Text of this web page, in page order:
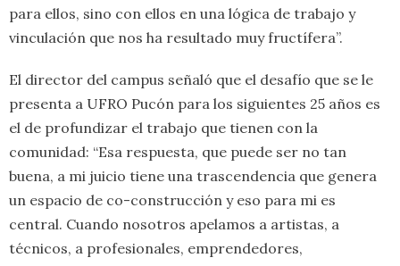
para ellos, sino con ellos en una lógica de trabajo y
vinculación que nos ha resultado muy fructífera”.
El director del campus señaló que el desafío que se le
presenta a UFRO Pucón para los siguientes 25 años es
el de profundizar el trabajo que tienen con la
comunidad: “Esa respuesta, que puede ser no tan
buena, a mi juicio tiene una trascendencia que genera
un espacio de co-construcción y eso para mi es
central. Cuando nosotros apelamos a artistas, a
técnicos, a profesionales, emprendedores,